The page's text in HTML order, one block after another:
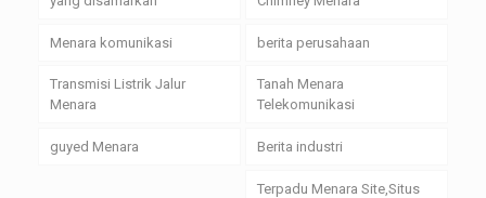
Menara komunikasi berita perusahaan
Transmisi Listrik Jalur
Menara
Tanah Menara
Telekomunikasi
guyed Menara Berita industri
Terpadu Menara Site,Situs